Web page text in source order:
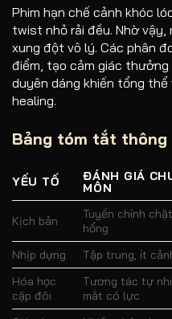
Phim hạn chế cảnh khóc
twist nhỏ rải đều. Nhờ vậy,
xung đột vô lý. Các phân
điểm, tạo cảm giác
duyên dáng khiến tổng
healing.
Bảng tóm tắt
YẾU TỐ
ĐÁNH GIÁ
MÔN
Kịch bản
Tuyến chính
hổng
Nhịp dựng Tập trung, ít
Hóa học
cặp đôi
Tương tác tự
mắt có lực